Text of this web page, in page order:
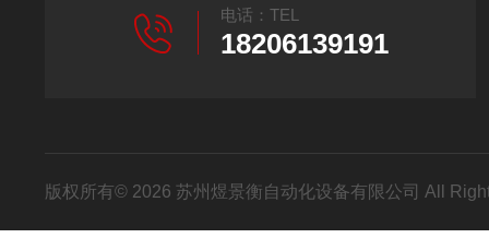
电话：TEL
18206139191
版权所有© 2026 苏州煜景衡自动化设备有限公司 All